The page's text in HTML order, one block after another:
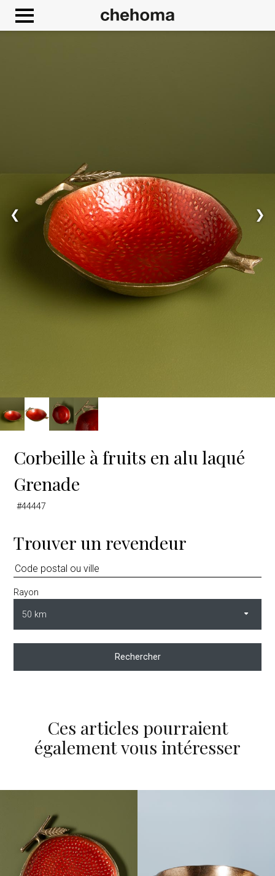
❮ ❯
Corbeille à fruits en alu laqué
Grenade
#44447
Trouver un revendeur
Rayon
Rechercher
Ces articles pourraient
également vous intéresser
Google Maps est désactivé. Autoriser
Panneau de gestion des cookies